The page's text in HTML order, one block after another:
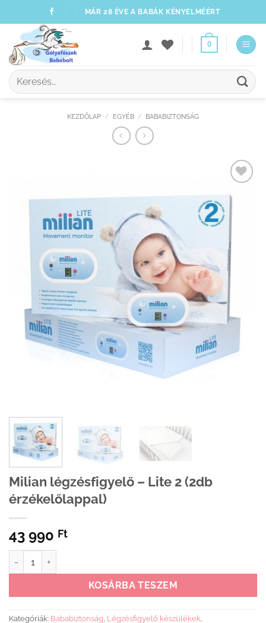
to
content
MÁR 28 ÉVE A BABÁK KÉNYELMÉÉRT
0
Keresés
a
KEZDŐLAP / EGYÉB / BABABIZTONSÁG
Kedvenceimhez
adom
Milian légzésfigyelő – Lite 2 (2db
érzékelőlappal)
43 990 Ft
KOSÁRBA TESZEM
Kategóriák: Bababiztonság Légzésfigyelő készülékek